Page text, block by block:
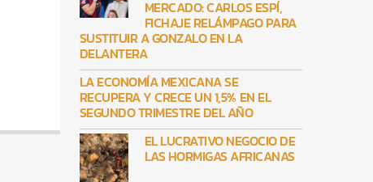
MERCADO: CARLOS ESPÍ,
FICHAJE RELÁMPAGO PARA
SUSTITUIR A GONZALO EN LA
DELANTERA
LA ECONOMÍA MEXICANA SE
RECUPERA Y CRECE UN 1,5% EN EL
SEGUNDO TRIMESTRE DEL AÑO
EL LUCRATIVO NEGOCIO DE
LAS HORMIGAS AFRICANAS